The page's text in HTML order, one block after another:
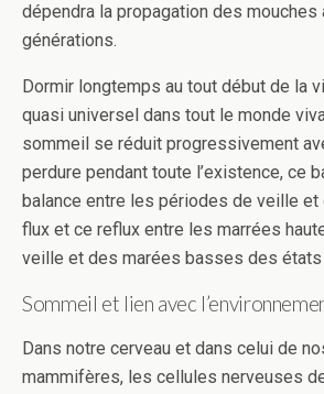
dépendra la propagation des mouches
générations.
Dormir longtemps au tout début de la
quasi universel dans tout le monde
sommeil se réduit progressivement
perdure pendant toute l’existence, ce
balance entre les périodes de veille et
flux et ce reflux entre les marrées
veille et des marées basses des
Sommeil et lien avec
Dans notre cerveau et dans celui de
mammifères, les cellules nerveuses